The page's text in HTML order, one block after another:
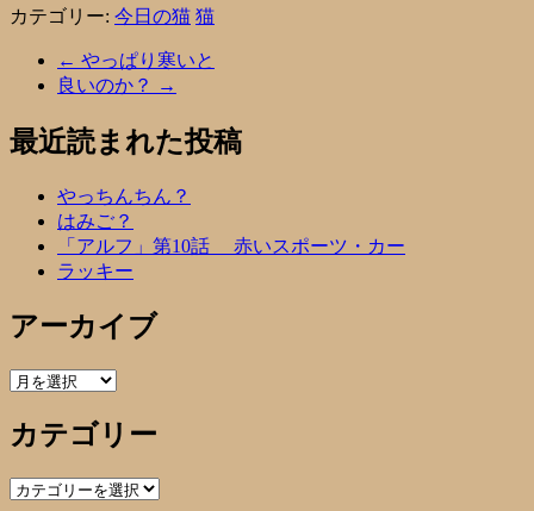
カテゴリー: 今日の猫 猫
← やっぱり寒いと
良いのか？
→
最近読まれた投稿
やっちんちん？
はみご？
「アルフ」第10話 赤いスポーツ・カー
ラッキー
アーカイブ
ア
カ
イ
ブ
カテゴリー
カ